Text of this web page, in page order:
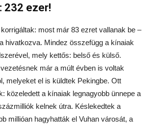
232 ezer!
most már 83 ezret vallanak be –
hivatkozva. Mindez összefügg a kínaiak
mely kettős: belső és külső.
már a múlt évben is voltak
melyeket el is küldtek Pekingbe. Ott
közeledett a kínaiak legnagyobb ünnepe a
kelnek útra. Késlekedtek a
millióan hagyhatták el Vuhan városát, a